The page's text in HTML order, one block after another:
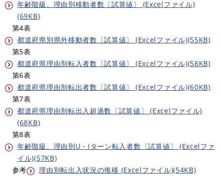
年齢階級、理由別移動者数〔試算値〕 (Excelファイル)
(69KB)
第4表
都道府県別県外移動者数〔試算値〕 (Excelファイル)(55KB)
第5表
都道府県理由別転入者数〔試算値〕 (Excelファイル)(58KB)
第6表
都道府県理由別転出者数〔試算値〕 (Excelファイル)(60KB)
第7表
都道府県理由別転出入超過数〔試算値〕 (Excelファイル)
(68KB)
第8表
年齢階級、理由別U・Iターン転入者数〔試算値〕 (Excelファ
イル)(57KB)
参考
理由別転出入状況の推移 (Excelファイル)(54KB)